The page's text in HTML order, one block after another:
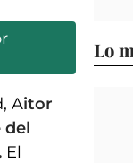
Aitor
del
El
Lo